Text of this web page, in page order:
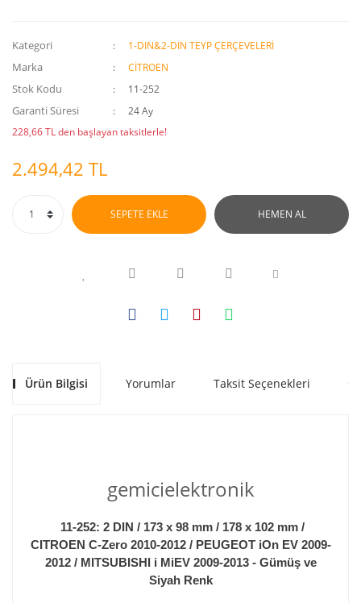
Kategori 1-DIN&2-DIN TEYP ÇERÇEVELERİ
Marka CİTROEN
Stok Kodu 11-252
Garanti Süresi
24 Ay
228,66 TL den başlayan taksitlerle!
2.494,42 TL
SEPETE EKLE HEMEN AL
Ürün Bilgisi Yorumlar Taksit Seçenekleri
gemicielektronik
11-252: 2 DIN / 173 x 98 mm / 178 x 102 mm /
CITROEN C-Zero 2010-2012 / PEUGEOT iOn EV 2009-
2012 / MITSUBISHI i MiEV 2009-2013 - Gümüş ve
Siyah Renk